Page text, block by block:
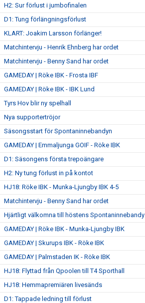
H2: Sur förlust i jumbofinalen
D1: Tung förlängningsförlust
KLART: Joakim Larsson förlänger!
Matchintervju - Henrik Ehnberg har ordet
Matchintervju - Benny Sand har ordet
GAMEDAY | Röke IBK - Frosta IBF
GAMEDAY | Röke IBK - IBK Lund
Tyrs Hov blir ny spelhall
Nya supportertröjor
Säsongsstart för Spontaninnebandyn
GAMEDAY | Emmaljunga GOIF - Röke IBK
D1: Säsongens första trepoängare
H2: Ny tung förlust in på kontot
HJ18: Röke IBK - Munka-Ljungby IBK 4-5
Matchintervju - Benny Sand har ordet
Hjärtligt välkomna till höstens Spontaninnebandy
GAMEDAY | Röke IBK - Munka-Ljungby IBK
GAMEDAY | Skurups IBK - Röke IBK
GAMEDAY | Palmstaden IK - Röke IBK
HJ18: Flyttad från Qpoolen till T4 Sporthall
HJ18: Hemmapremiären livesänds
D1: Tappade ledning till förlust